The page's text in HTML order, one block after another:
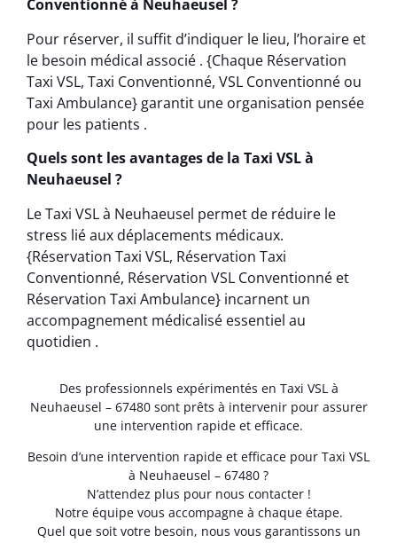
Conventionné à Neuhaeusel ?
Pour réserver, il suffit d’indiquer le lieu, l’horaire et
le besoin médical associé . {Chaque Réservation
Taxi VSL, Taxi Conventionné, VSL Conventionné ou
Taxi Ambulance} garantit une organisation pensée
pour les patients .
Quels sont les avantages de la Taxi VSL à
Neuhaeusel ?
Le Taxi VSL à Neuhaeusel permet de réduire le
stress lié aux déplacements médicaux.
{Réservation Taxi VSL, Réservation Taxi
Conventionné, Réservation VSL Conventionné et
Réservation Taxi Ambulance} incarnent un
accompagnement médicalisé essentiel au
quotidien .
Des professionnels expérimentés en Taxi VSL à
Neuhaeusel – 67480 sont prêts à intervenir pour assurer
une intervention rapide et efficace.
Besoin d’une intervention rapide et efficace pour Taxi VSL
à Neuhaeusel – 67480 ?
N’attendez plus pour nous contacter !
Notre équipe vous accompagne à chaque étape.
Quel que soit votre besoin, nous vous garantissons un